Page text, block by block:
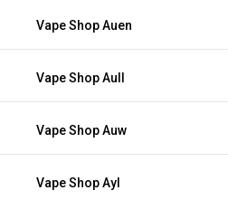
Vape Shop Auen
Vape Shop Aull
Vape Shop Auw
Vape Shop Ayl